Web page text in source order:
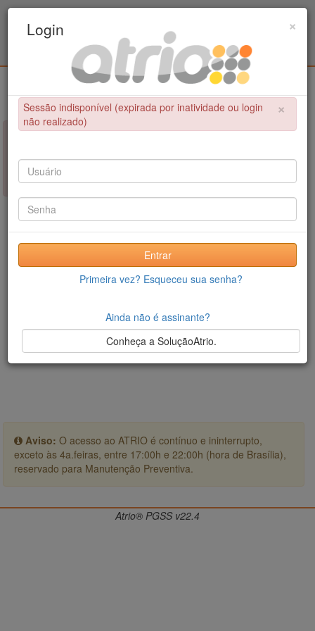
Educação Física / UPE - UFPB
×
NÃO FOI POSSÍVEL CONCLUIR A OPERAÇÃO
Sessão indisponível (expirada por inatividade ou login não
realizado)
Aviso: O acesso ao ATRIO é contínuo e ininterrupto,
exceto às 4a.feiras, entre 17:00h e 22:00h (hora de Brasília),
reservado para Manutenção Preventiva.
×
Login
×
Sessão indisponível (expirada por inatividade ou login
não realizado)
Entrar
Primeira vez? Esqueceu sua senha?
Ainda não é assinante?
Conheça a SoluçãoAtrio.
Atrio® PGSS v22.4